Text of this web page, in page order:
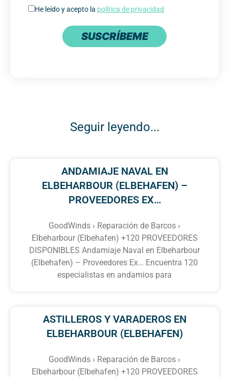
He leído y acepto la política de privacidad
SUSCRÍBEME
Seguir leyendo...
ANDAMIAJE NAVAL EN
ELBEHARBOUR (ELBEHAFEN) –
PROVEEDORES EX…
GoodWinds › Reparación de Barcos ›
Elbeharbour (Elbehafen) +120 PROVEEDORES
DISPONIBLES Andamiaje Naval en Elbeharbour
(Elbehafen) – Proveedores Ex… Encuentra 120
especialistas en andamios para
ASTILLEROS Y VARADEROS EN
ELBEHARBOUR (ELBEHAFEN)
GoodWinds › Reparación de Barcos ›
Elbeharbour (Elbehafen) +120 PROVEEDORES